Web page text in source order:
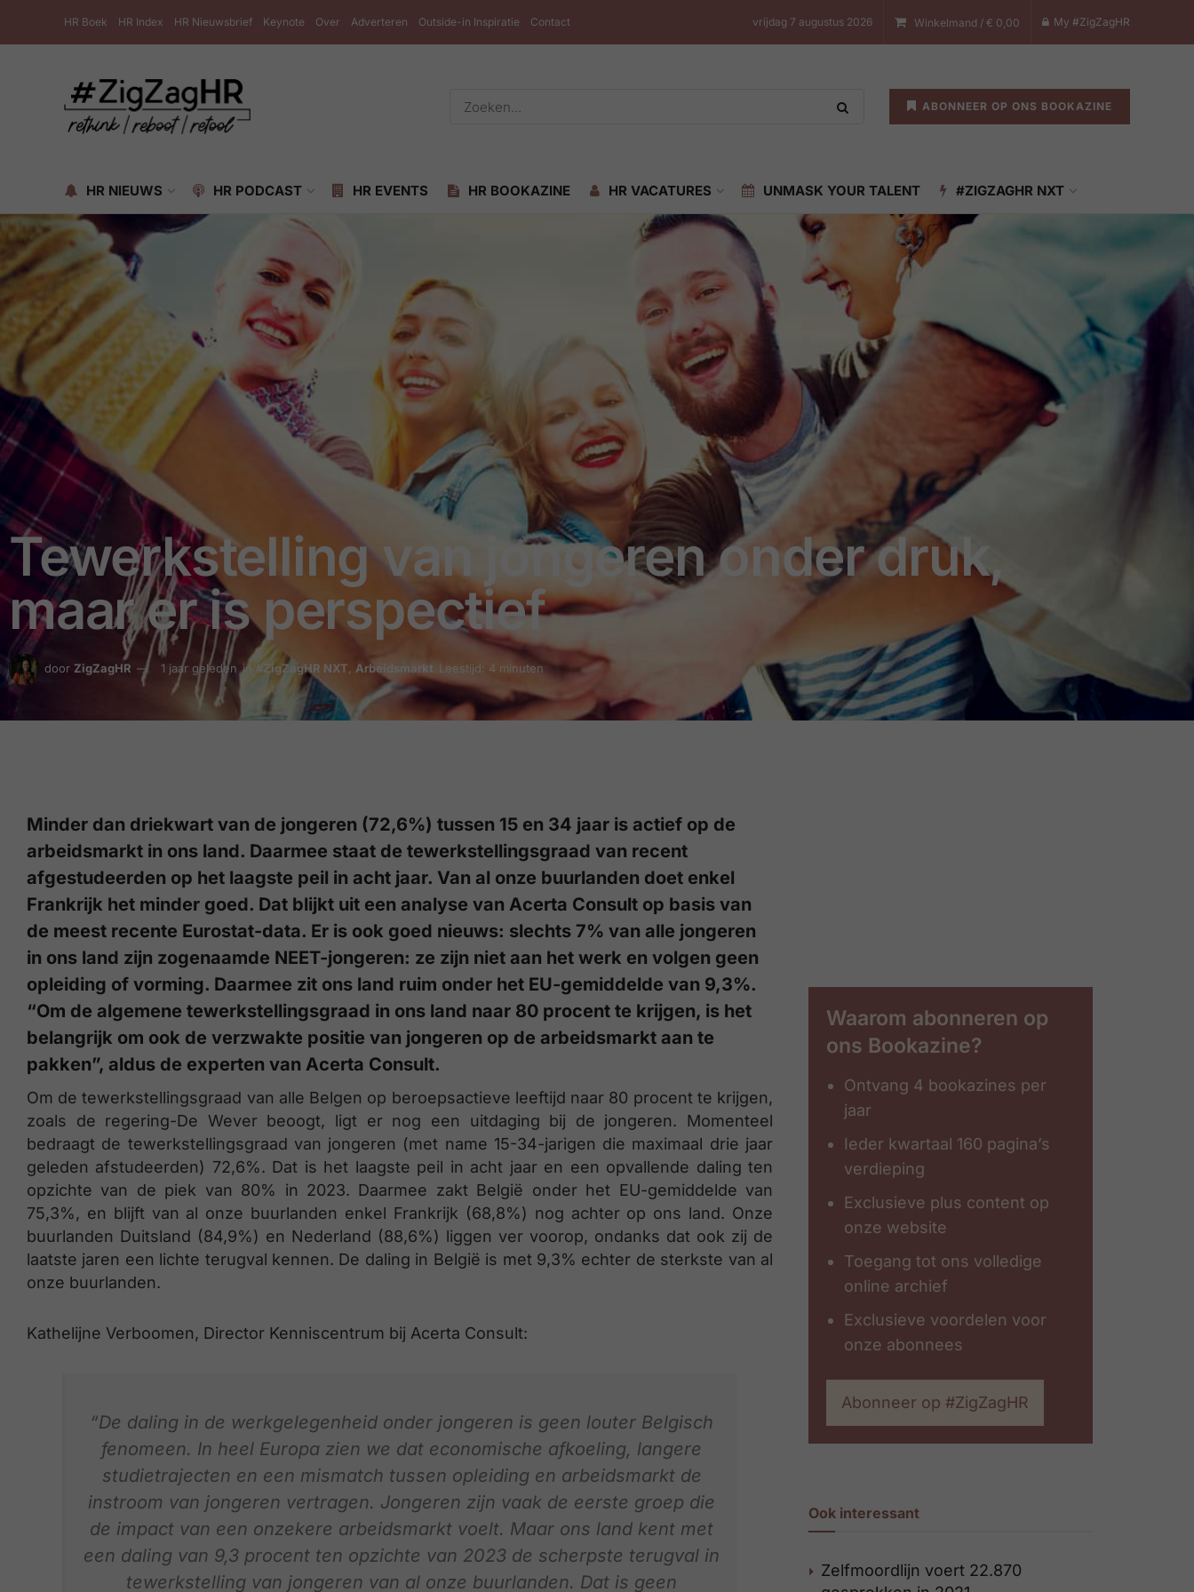
HR Boek HR Index HR Nieuwsbrief Keynote Over Adverteren Outside-in Inspiratie Contact vrijdag 7 augustus 2026 Winkelmand / € 0,00 My #ZigZagHR
ABONNEER OP ONS BOOKAZINE
HR NIEUWS HR PODCAST HR EVENTS HR BOOKAZINE HR VACATURES UNMASK YOUR TALENT #ZIGZAGHR NXT
Tewerkstelling van jongeren onder druk,
maar er is perspectief
door ZigZagHR 1 jaar geleden in #ZigZagHR NXT Arbeidsmarkt Leestijd: 4 minuten
Minder dan driekwart van de jongeren (72,6%) tussen 15 en 34 jaar is actief op de
arbeidsmarkt in ons land. Daarmee staat de tewerkstellingsgraad van recent
afgestudeerden op het laagste peil in acht jaar. Van al onze buurlanden doet enkel
Frankrijk het minder goed. Dat blijkt uit een analyse van Acerta Consult op basis van
de meest recente Eurostat-data. Er is ook goed nieuws: slechts 7% van alle jongeren
in ons land zijn zogenaamde NEET-jongeren: ze zijn niet aan het werk en volgen geen
opleiding of vorming. Daarmee zit ons land ruim onder het EU-gemiddelde van 9,3%.
“Om de algemene tewerkstellingsgraad in ons land naar 80 procent te krijgen, is het
belangrijk om ook de verzwakte positie van jongeren op de arbeidsmarkt aan te
pakken”, aldus de experten van Acerta Consult.
Om de tewerkstellingsgraad van alle Belgen op beroepsactieve leeftijd naar 80 procent te krijgen,
zoals de regering-De Wever beoogt, ligt er nog een uitdaging bij de jongeren. Momenteel
bedraagt de tewerkstellingsgraad van jongeren (met name 15-34-jarigen die maximaal drie jaar
geleden afstudeerden) 72,6%. Dat is het laagste peil in acht jaar en een opvallende daling ten
opzichte van de piek van 80% in 2023. Daarmee zakt België onder het EU-gemiddelde van
75,3%, en blijft van al onze buurlanden enkel Frankrijk (68,8%) nog achter op ons land. Onze
buurlanden Duitsland (84,9%) en Nederland (88,6%) liggen ver voorop, ondanks dat ook zij de
laatste jaren een lichte terugval kennen. De daling in België is met 9,3% echter de sterkste van al
onze buurlanden.
Kathelijne Verboomen, Director Kenniscentrum bij Acerta Consult:
“De daling in de werkgelegenheid onder jongeren is geen louter Belgisch
fenomeen. In heel Europa zien we dat economische afkoeling, langere
studietrajecten en een mismatch tussen opleiding en arbeidsmarkt de
instroom van jongeren vertragen. Jongeren zijn vaak de eerste groep die
de impact van een onzekere arbeidsmarkt voelt. Maar ons land kent met
een daling van 9,3 procent ten opzichte van 2023 de scherpste terugval in
tewerkstelling van jongeren van al onze buurlanden. Dat is geen
Waarom abonneren op
ons Bookazine?
Ontvang 4 bookazines per
jaar
Ieder kwartaal 160 pagina’s
verdieping
Exclusieve plus content op
onze website
Toegang tot ons volledige
online archief
Exclusieve voordelen voor
onze abonnees
Abonneer op #ZigZagHR
Ook interessant
Zelfmoordlijn voert 22.870